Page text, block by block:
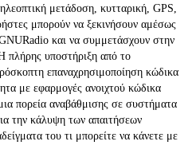
μετάδοση, κυτταρική, GPS,
μπορούν να ξεκινήσουν αμέσως
και να συμμετάσχουν στην
πλήρης υποστήριξη από το
επαναχρησιμοποίηση κώδικα
με εφαρμογές ανοιχτού κώδικα
πορεία αναβάθμισης σε συστήματα
την κάλυψη των απαιτήσεων
του τι μπορείτε να κάνετε με